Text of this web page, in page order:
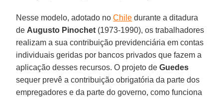
Nesse modelo, adotado noChile durante a ditadura
de Augusto Pinochet (1973-1990), os trabalhadores
realizam a sua contribuição previdenciária em contas
individuais geridas por bancos privados que fazem a
aplicação desses recursos. O projeto deGuedes
sequer prevê a contribuição obrigatória da parte dos
empregadores e da parte do governo, como funciona